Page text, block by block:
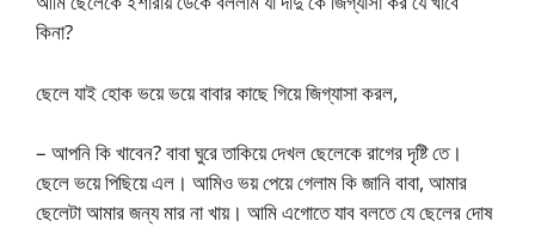
কিনা?
ছেলে যাই হোক ভয়ে ভয়ে বাবার কাছে গিয়ে জিগ্যাসা করল,
– আপনি কি খাবেন? বাবা ঘুরে তাকিয়ে দেখল ছেলেকে রাগের দৃষ্টি তে।
ছেলে ভয়ে পিছিয়ে এল। আমিও ভয় পেয়ে গেলাম কি জানি বাবা, আমার
ছেলেটা আমার জন্য মার না খায়। আমি এগোতে যাব বলতে যে ছেলের দোষ